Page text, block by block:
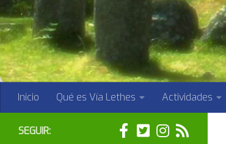
Inicio Qué es Vía Lethes Actividades
SEGUIR: